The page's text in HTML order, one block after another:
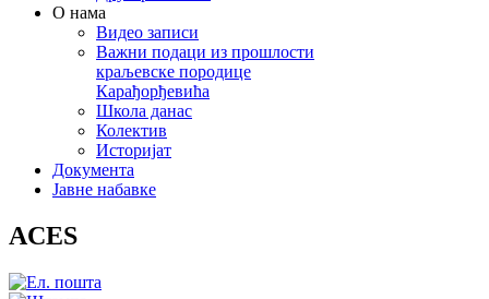
O нама
Видео записи
Важни подаци из прошлости
краљевске породице
Карађорђевића
Школа данас
Колектив
Историјат
Документа
Јавне набавке
ACES